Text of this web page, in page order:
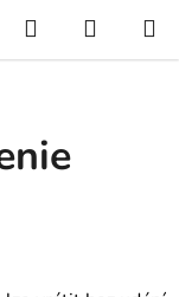
Hľadať
KOŠÍK